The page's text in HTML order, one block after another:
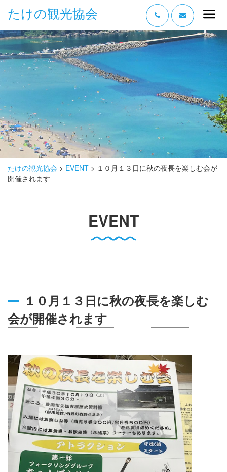
たけの観光協会
“たけの” の魅力
過ごし方
みどころ
泊まる
おみやげ
グルメ
Q O
たけの観光協会 > EVENT > １０月１３日に秋の夜長を楽しむ会が
開催されます
EVENT
１０月１３日に秋の夜長を楽しむ
会が開催されます